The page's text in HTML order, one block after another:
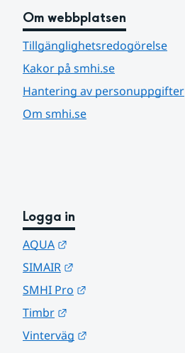
Om webbplatsen
Tillgänglighetsredogörelse
Kakor på smhi.se
Hantering av personuppgifter
Om smhi.se
Logga in
AQUA
SIMAIR
SMHI Pro
Timbr
Vinterväg